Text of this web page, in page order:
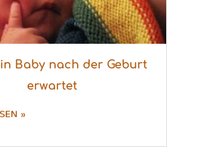
Baby nach der Geburt
erwartet
»